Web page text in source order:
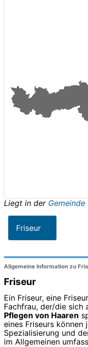
Liegt in der
Friseur
Allgemeine Information zu
Friseur
Ein Friseur, eine
Fachfrau, der/die sich
Pflegen von Haaren
eines Friseurs können
Spezialisierung und
im Allgemeinen